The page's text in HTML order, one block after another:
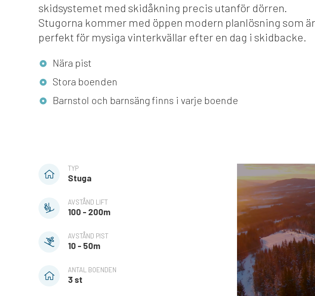
skidsystemet med skidåkning precis utanför dörren.
Stugorna kommer med öppen modern planlösning som är
perfekt för mysiga vinterkvällar efter en dag i skidbacke.
Nära pist
Stora boenden
Barnstol och barnsäng finns i varje boende
TYP
Stuga
AVSTÅND LIFT
100 - 200m
AVSTÅND PIST
10 - 50m
ANTAL BOENDEN
3 st